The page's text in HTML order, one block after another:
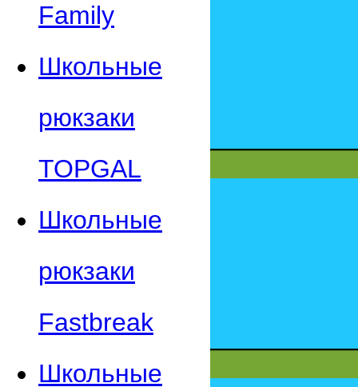
Family
Школьные
рюкзаки
TOPGAL
Школьные
рюкзаки
Fastbreak
Школьные